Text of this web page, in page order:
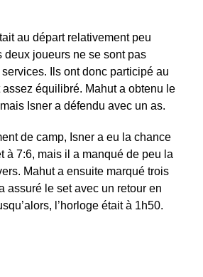
au départ relativement peu
deux joueurs ne se sont pas
Ils ont donc participé au
équilibré. Mahut a obtenu le
Isner a défendu avec un as.
de camp, Isner a eu la chance
à 7:6, mais il a manqué de peu la
Mahut a ensuite marqué trois
assuré le set avec un retour en
l’horloge était à 1h50.